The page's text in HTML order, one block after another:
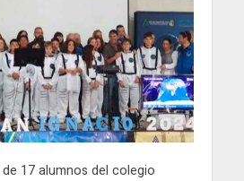
17 alumnos del colegio